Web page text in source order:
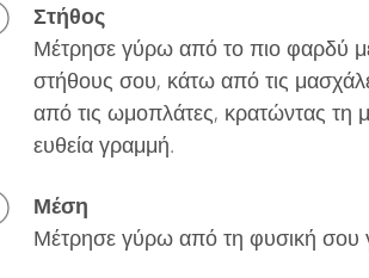
Στήθος
Μέτρησε γύρω από το πιο φαρδύ
στήθους σου, κάτω από τις
από τις ωμοπλάτες, κρατώντας τη
ευθεία γραμμή.
Μέση
Μέτρησε γύρω από τη φυσική σου